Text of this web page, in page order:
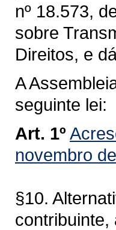
nº 18.573,
sobre
Direitos, e
A
seguinte lei:
Art. 1º
novembro
§10.
contribuinte,